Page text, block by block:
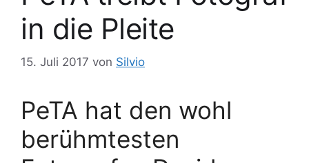
in die Pleite
15. Juli 2017 von Silvio
PeTA hat den wohl
berühmtesten